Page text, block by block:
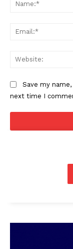
Save my
next time I